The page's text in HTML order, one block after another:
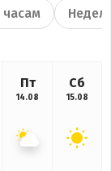
часам
Пт
14.08
Сб
15.08